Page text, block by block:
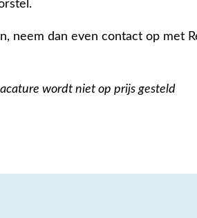
neem dan even contact op met
wordt niet op prijs gesteld